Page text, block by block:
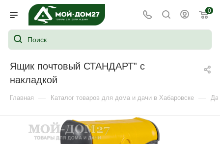
0
Ящик почтовый СТАНДАРТ” с
накладкой
Главная — Каталог товаров для дома и дачи в Хабаровске —